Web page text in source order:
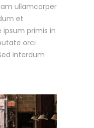
ullamcorper
et
primis in
orci
interdum